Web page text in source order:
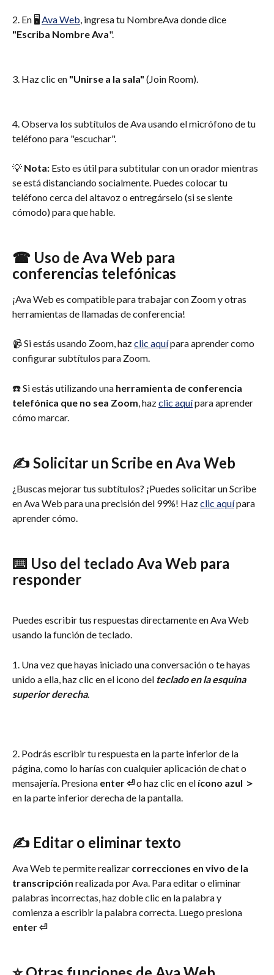
2. En 🖥 Ava Web, ingresa tu NombreAva donde dice
"Escriba Nombre Ava".
3. Haz clic en "Unirse a la sala" (Join Room).
4. Observa los subtítulos de Ava usando el micrófono de tu
teléfono para "escuchar".
💡 Nota: Esto es útil para subtitular con un orador mientras
se está distanciando socialmente. Puedes colocar tu
teléfono cerca del altavoz o entregárselo (si se siente
cómodo) para que hable.
☎ Uso de Ava Web para
conferencias telefónicas
¡Ava Web es compatible para trabajar con Zoom y otras
herramientas de llamadas de conferencia!
📹 Si estás usando Zoom, haz clic aquí para aprender como
configurar subtítulos para Zoom.
☎️ Si estás utilizando una herramienta de conferencia
telefónica que no sea Zoom, haz clic aquí para aprender
cómo marcar.
✍️ Solicitar un Scribe en Ava Web
¿Buscas mejorar tus subtítulos? ¡Puedes solicitar un Scribe
en Ava Web para una precisión del 99%! Haz clic aquí para
aprender cómo.
⌨️ Uso del teclado Ava Web para
responder
Puedes escribir tus respuestas directamente en Ava Web
usando la función de teclado.
1. Una vez que hayas iniciado una conversación o te hayas
unido a ella, haz clic en el icono del teclado en la esquina
superior derecha.
2. Podrás escribir tu respuesta en la parte inferior de la
página, como lo harías con cualquier aplicación de chat o
mensajería. Presiona enter ⏎ o haz clic en el ícono azul ＞
en la parte inferior derecha de la pantalla.
✍️ Editar o eliminar texto
Ava Web te permite realizar correcciones en vivo de la
transcripción realizada por Ava. Para editar o eliminar
palabras incorrectas, haz doble clic en la palabra y
comienza a escribir la palabra correcta. Luego presiona
enter ⏎